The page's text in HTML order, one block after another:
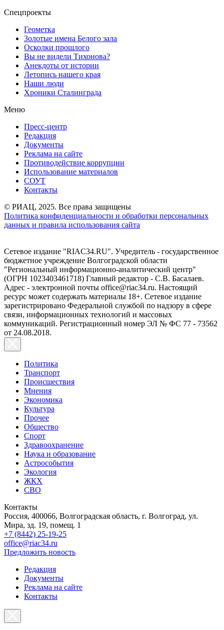
Спецпроекты
Геометка
Золотые имена Белого зала
Осколки прошлого
Вы не видели Тихонова?
Анекдоты от истории
Летопись нашего края
Наши люди
Хроники Сталинграда
Меню
Пресс-центр
Редакция
Документы
Реклама на сайте
Противодействие коррупции
Использование материалов
СОУТ
Контакты
© РИАЦ, 2025. Все права защищены
Политика конфиденциальности и обработки персональных
данных и правила использования сайта
Сетевое издание "RIAC34.RU". Учредитель - государственное
бюджетное учреждение Волгоградской области
"Региональный информационно-аналитический центр"
(ОГРН 1023403461718) Главный редактор - С.В. Басалаев.
Адрес - электронной почты office@riac34.ru. Настоящий
ресурс может содержать материалы 18+. Сетевое издание
зарегистрировано Федеральной службой по надзору в сфере
связи, информационных технологий и массовых
коммуникаций. Регистрационный номер ЭЛ № ФС 77 - 73562
от 24.08.2018.
Политика
Транспорт
Происшествия
Мнения
Экономика
Культура
Прочее
Общество
Спорт
Здравоохранение
Наука и образование
Астрособытия
Экология
ЖКХ
СВО
Контакты
Россия, 400066, Волгоградская область, г. Волгоград, ул.
Мира, зд. 19, помещ. 1
+7 (8442) 25-19-25
office@riac34.ru
Предложить новость
Редакция
Документы
Реклама на сайте
Контакты